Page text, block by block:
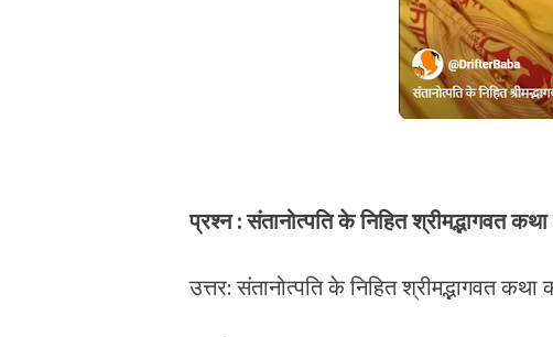
प्रश्न : संतानोत्पति के निहित श्रीमद्भागवत
उत्तर: संतानोत्पति के निहित